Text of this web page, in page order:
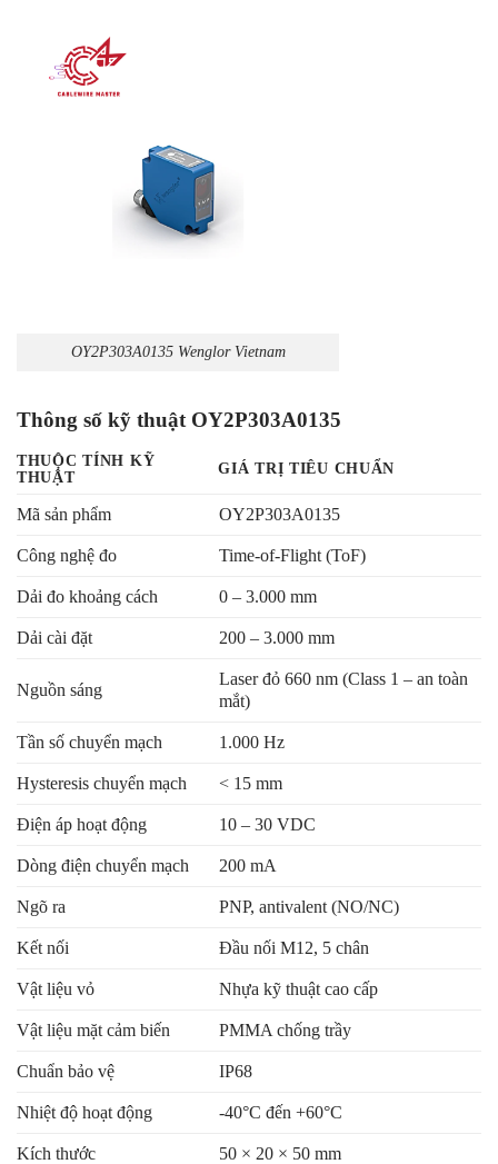
OY2P303A0135 Wenglor Vietnam
Thông số kỹ thuật OY2P303A0135
THUỘC TÍNH KỸ
THUẬT
GIÁ TRỊ TIÊU CHUẨN
Mã sản phẩm OY2P303A0135
Công nghệ đo Time-of-Flight (ToF)
Dải đo khoảng cách 0 – 3.000 mm
Dải cài đặt 200 – 3.000 mm
Nguồn sáng
Laser đỏ 660 nm (Class 1 – an toàn
mắt)
Tần số chuyển mạch 1.000 Hz
Hysteresis chuyển mạch < 15 mm
Điện áp hoạt động 10 – 30 VDC
Dòng điện chuyển mạch 200 mA
Ngõ ra PNP, antivalent (NO/NC)
Kết nối Đầu nối M12, 5 chân
Vật liệu vỏ Nhựa kỹ thuật cao cấp
Vật liệu mặt cảm biến PMMA chống trầy
Chuẩn bảo vệ IP68
Nhiệt độ hoạt động -40°C đến +60°C
Kích thước 50 × 20 × 50 mm